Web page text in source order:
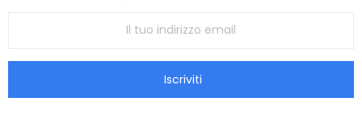
Iscriviti